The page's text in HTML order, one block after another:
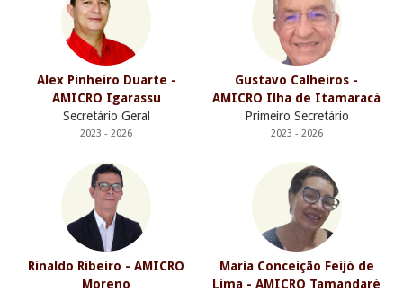
Alex Pinheiro Duarte -
AMICRO Igarassu
Secretário Geral
2023 - 2026
Gustavo Calheiros -
AMICRO Ilha de Itamaracá
Primeiro Secretário
2023 - 2026
Rinaldo Ribeiro - AMICRO
Moreno
Maria Conceição Feijó de
Lima - AMICRO Tamandaré